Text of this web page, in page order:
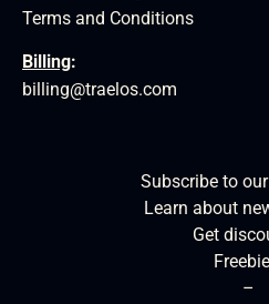
Terms and Conditions
Billing:
billing@traelos.com
Subscribe to
Learn about
Get
–